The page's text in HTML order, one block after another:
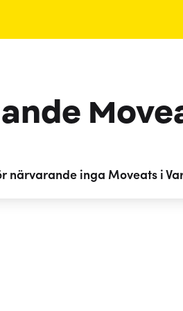
närvarande inga Moveats i